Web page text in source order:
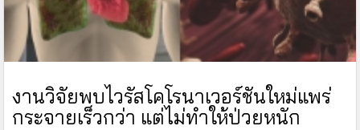
งานวิจัยพบไวรัสโคโรนาเวอร์ชันใหม่แพร่
กระจายเร็วกว่า แต่ไม่ทำให้ป่วยหนัก